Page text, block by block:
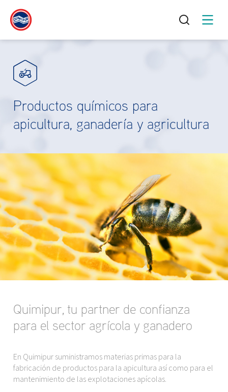
Productos químicos para
apicultura, ganadería y agricultura
Quimipur, tu partner de confianza
para el sector agrícola y ganadero
En Quimipur suministramos materias primas para la
fabricación de productos para la apicultura así como para el
mantenimiento de las explotaciones apícolas.